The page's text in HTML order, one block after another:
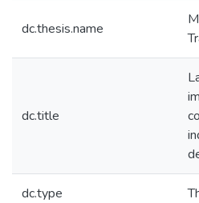
dc.thesis.name
dc.title
dc.type